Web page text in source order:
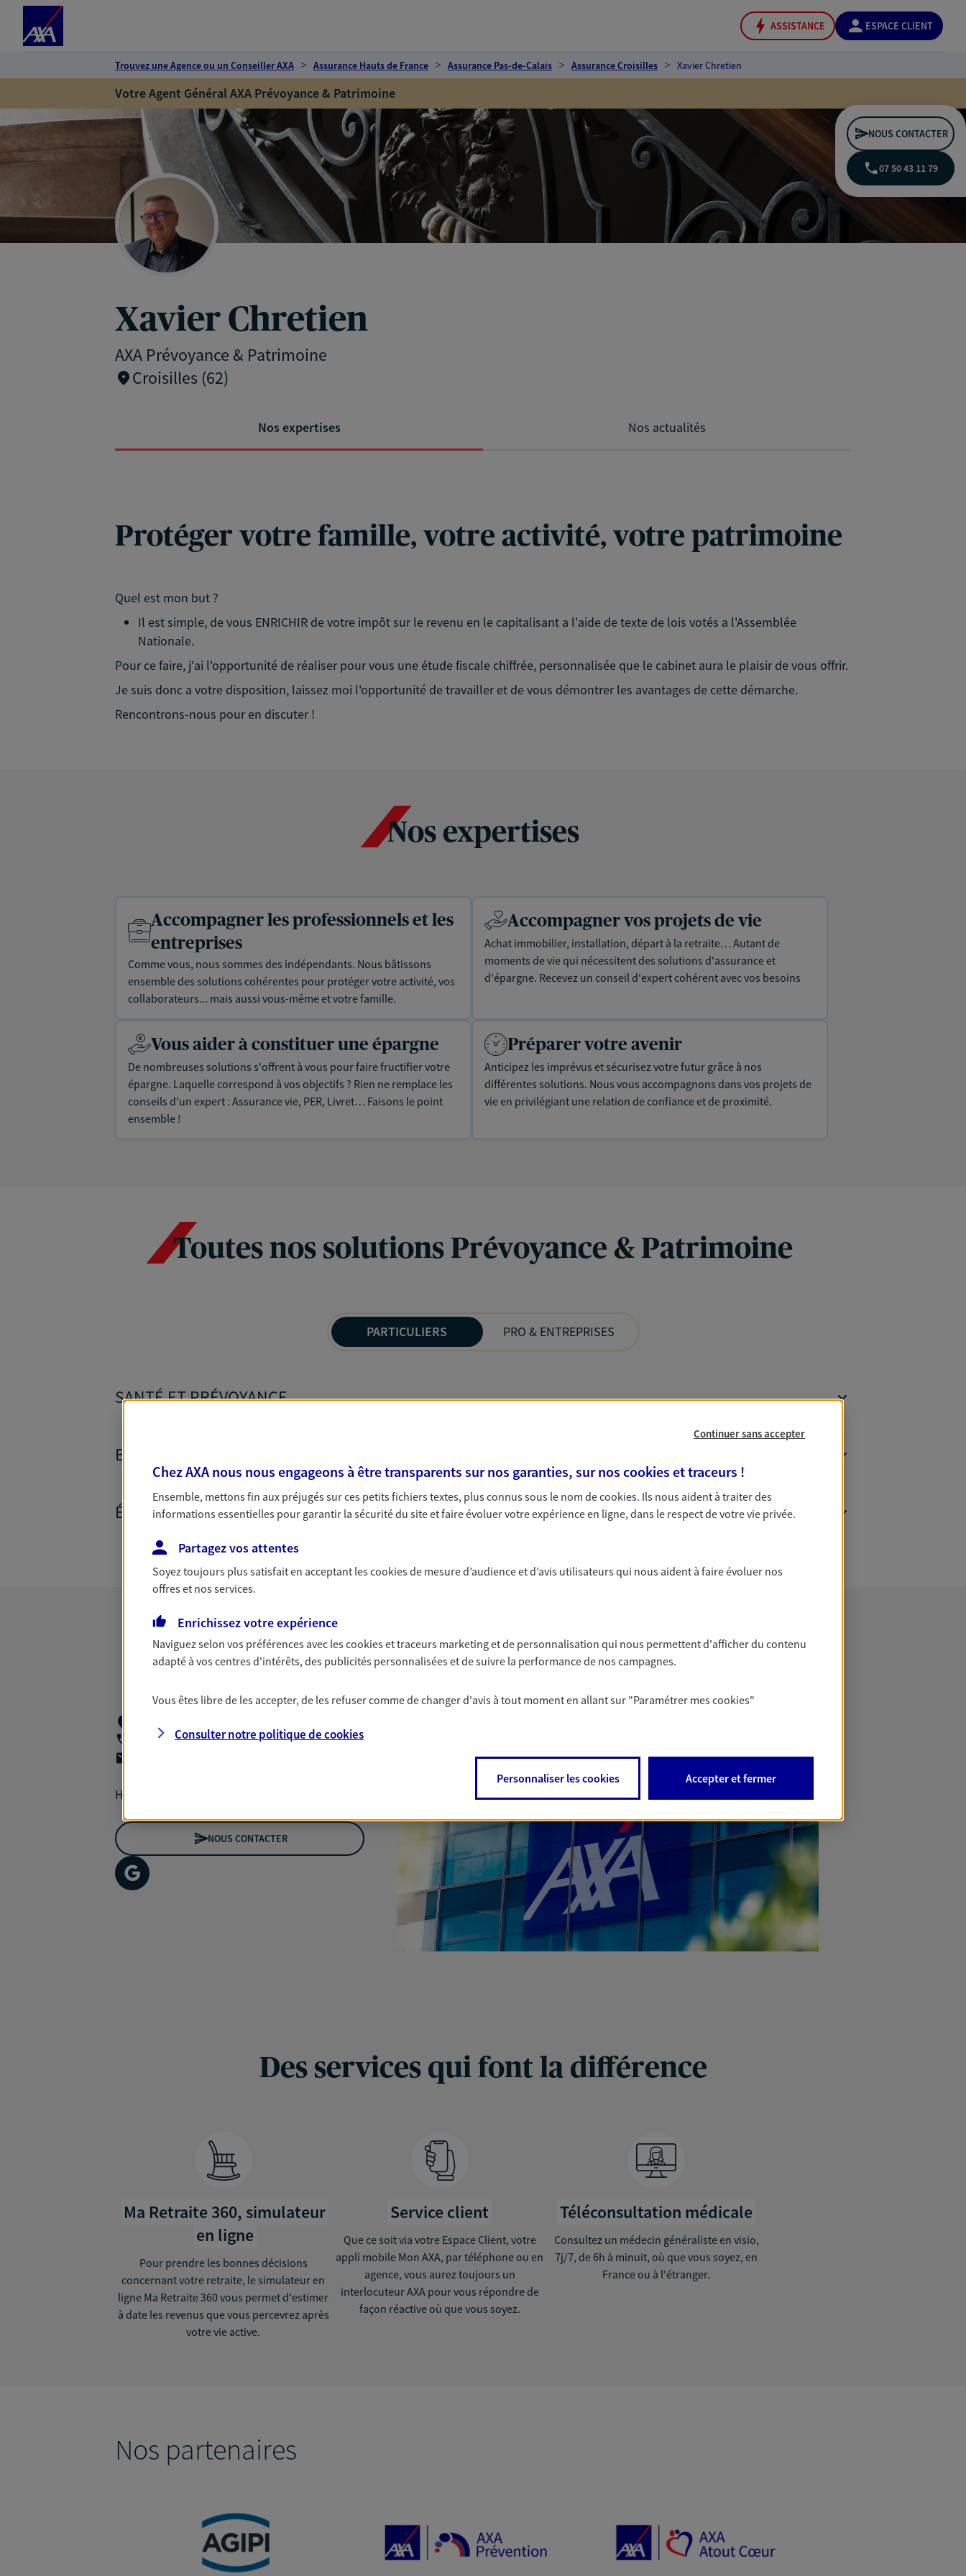
ASSISTANCE ESPACE CLIENT
Trouvez une Agence ou un Conseiller AXA Assurance Hauts de France Assurance Pas-de-Calais Assurance Croisilles Xavier Chretien
Votre Agent Général AXA Prévoyance & Patrimoine
Xavier Chretien
AXA Prévoyance & Patrimoine
Croisilles (62)
NOUS CONTACTER
07 50 43 11 79
Nos expertises Nos actualités
Protéger votre famille, votre activité, votre patrimoine
Quel est mon but ?
Il est simple, de vous ENRICHIR de votre impôt sur le revenu en le capitalisant a l'aide de texte de lois votés a l'Assemblée
Nationale.
Pour ce faire, j'ai l'opportunité de réaliser pour vous une étude fiscale chiffrée, personnalisée que le cabinet aura le plaisir de vous offrir.
Je suis donc a votre disposition, laissez moi l'opportunité de travailler et de vous démontrer les avantages de cette démarche.
Rencontrons-nous pour en discuter !
Nos expertises
Accompagner les professionnels et les
entreprises
Comme vous, nous sommes des indépendants. Nous bâtissons
ensemble des solutions cohérentes pour protéger votre activité, vos
collaborateurs... mais aussi vous-même et votre famille.
Accompagner vos projets de vie
Achat immobilier, installation, départ à la retraite… Autant de
moments de vie qui nécessitent des solutions d'assurance et
d'épargne. Recevez un conseil d'expert cohérent avec vos besoins
Vous aider à constituer une épargne
De nombreuses solutions s'offrent à vous pour faire fructifier votre
épargne. Laquelle correspond à vos objectifs ? Rien ne remplace les
conseils d'un expert : Assurance vie, PER, Livret… Faisons le point
ensemble !
Préparer votre avenir
Anticipez les imprévus et sécurisez votre futur grâce à nos
différentes solutions. Nous vous accompagnons dans vos projets de
vie en privilégiant une relation de confiance et de proximité.
Toutes nos solutions Prévoyance & Patrimoine
PARTICULIERS PRO & ENTREPRISES
SANTÉ ET PRÉVOYANCE
BANQUE ET CRÉDITS
ÉPARGNE ET RETRAITE
Nous rencontrer
07 50 43 11 79
Horaires non renseignés
NOUS CONTACTER
Des services qui font la différence
Ma Retraite 360, simulateur
en ligne
Pour prendre les bonnes décisions
concernant votre retraite, le simulateur en
ligne Ma Retraite 360 vous permet d'estimer
à date les revenus que vous percevrez après
votre vie active.
Service client
Que ce soit via votre Espace Client, votre
appli mobile Mon AXA, par téléphone ou en
agence, vous aurez toujours un
interlocuteur AXA pour vous répondre de
façon réactive où que vous soyez.
Téléconsultation médicale
Consultez un médecin généraliste en visio,
7j/7, de 6h à minuit, où que vous soyez, en
France ou à l'étranger.
Nos partenaires
Continuer sans accepter
Chez AXA nous nous engageons à être transparents sur nos garanties, sur nos cookies et traceurs !
Ensemble, mettons fin aux préjugés sur ces petits fichiers textes, plus connus sous le nom decookies. Ils nous aident à traiter des
informations essentielles pour garantir la sécurité du site et faire évoluer votre expérience en ligne, dans le respect de votre vie privée.
Partagez vos attentes
Soyez toujours plus satisfait en acceptant lescookiesde mesure d’audience et d’avis utilisateurs qui nous aident à faire évoluer nos
offres et nos services.
Enrichissez votre expérience
Naviguez selon vos préférences avec lescookies et traceurs marketing et de personnalisation qui nous permettent d'afficher du contenu
adapté à vos centres d'intérêts, des publicités personnalisées et de suivre la performance de nos campagnes.
Vous êtes libre de les accepter, de les refuser comme de changer d'avis à tout moment en allant sur "Paramétrer mescookies"
Consulter notre politique decookies
Personnaliser les cookies Accepter et fermer